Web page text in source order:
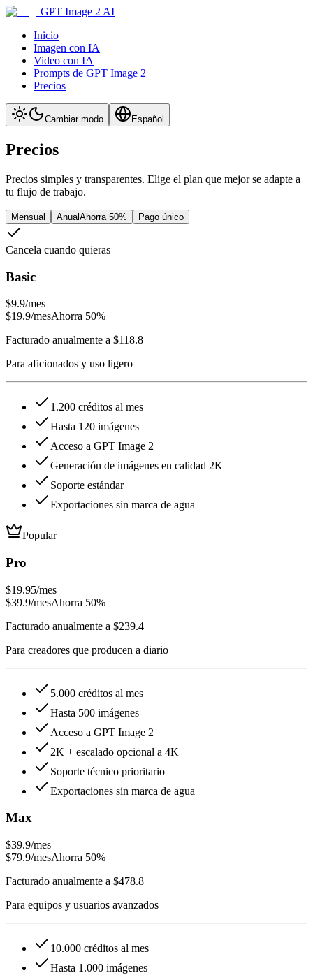
GPT Image 2 AI
Inicio
Imagen con IA
Video con IA
Prompts de GPT Image 2
Precios
Cambiar modo Español
Precios
Precios simples y transparentes. Elige el plan que mejor se adapte a
tu flujo de trabajo.
Mensual Anual Ahorra 50% Pago único
Cancela cuando quieras
Basic
$9.9/mes
$19.9/mesAhorra 50%
Facturado anualmente a $118.8
Para aficionados y uso ligero
1.200 créditos al mes
Hasta 120 imágenes
Acceso a GPT Image 2
Generación de imágenes en calidad 2K
Soporte estándar
Exportaciones sin marca de agua
Popular
Pro
$19.95/mes
$39.9/mesAhorra 50%
Facturado anualmente a $239.4
Para creadores que producen a diario
5.000 créditos al mes
Hasta 500 imágenes
Acceso a GPT Image 2
2K + escalado opcional a 4K
Soporte técnico prioritario
Exportaciones sin marca de agua
Max
$39.9/mes
$79.9/mesAhorra 50%
Facturado anualmente a $478.8
Para equipos y usuarios avanzados
10.000 créditos al mes
Hasta 1.000 imágenes